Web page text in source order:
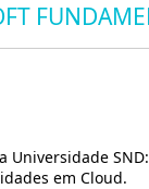
Universidade
em Cloud.